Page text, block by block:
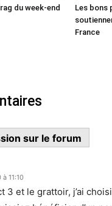
du week-end
Les bons
France
sur le forum
11:10
3 et le grattoir, j’ai